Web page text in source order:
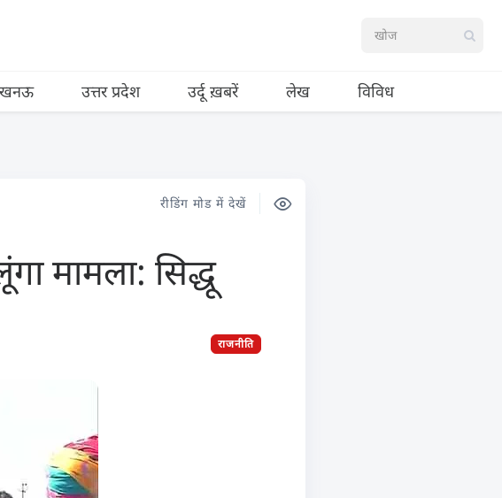
उत्तर प्रदेश उर्दू ख़बरें लेख विविध
रीडिंग मोड में देखें
मामला: सिद्धू
राजनीति